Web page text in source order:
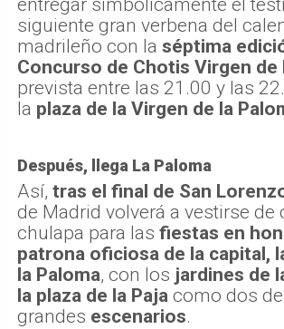
entregar simbólicamente el
siguiente gran verbena del
madrileño con la séptima
Concurso de Chotis Virgen de
prevista entre las 21.00 y las
la plaza de la Virgen de la
Después, llega La Paloma
Así, tras el final de San
de Madrid volverá a vestirse de
chulapa para las fiestas en
patrona oficiosa de la capital,
la Paloma, con los jardines de
la plaza de la Paja como dos
grandes escenarios.